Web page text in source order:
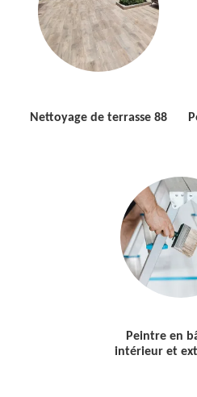
Nettoyage de terrasse 88
Peintre en
intérieur et